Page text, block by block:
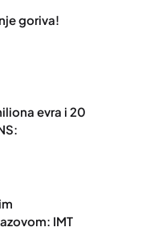
goriva!
evra i 20
IMT